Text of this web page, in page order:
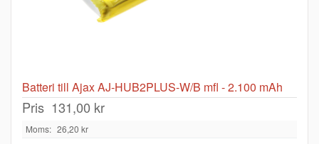
Batteri till Ajax AJ-HUB2PLUS-W/B mfl - 2.100 mAh
Pris 131,00 kr
Moms: 26,20 kr